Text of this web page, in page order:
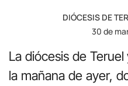
DIÓCESIS DE
30 de
La diócesis de
la mañana de ayer,